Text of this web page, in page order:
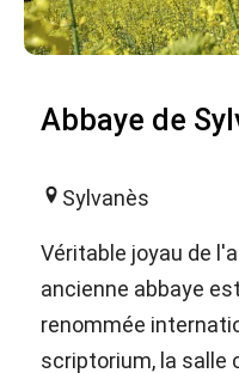
Abbaye de
Sylvanès
Véritable joyau de
ancienne abbaye
renommée
scriptorium, la salle